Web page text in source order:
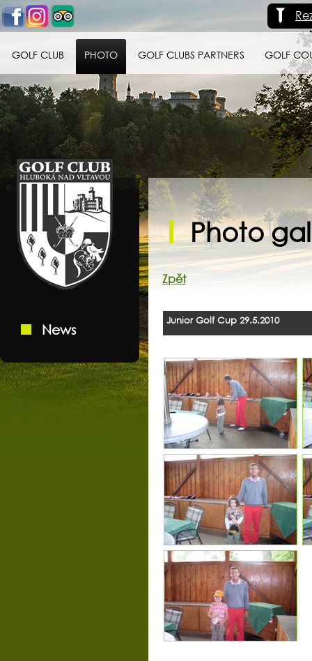
GOLF CLUB PHOTO GOLF CLUBS PARTNERS GOLF
Golf klub Hluboká
nad Vltavou
News
Photo
Zpět
Junior Golf Cup 29.5.2010